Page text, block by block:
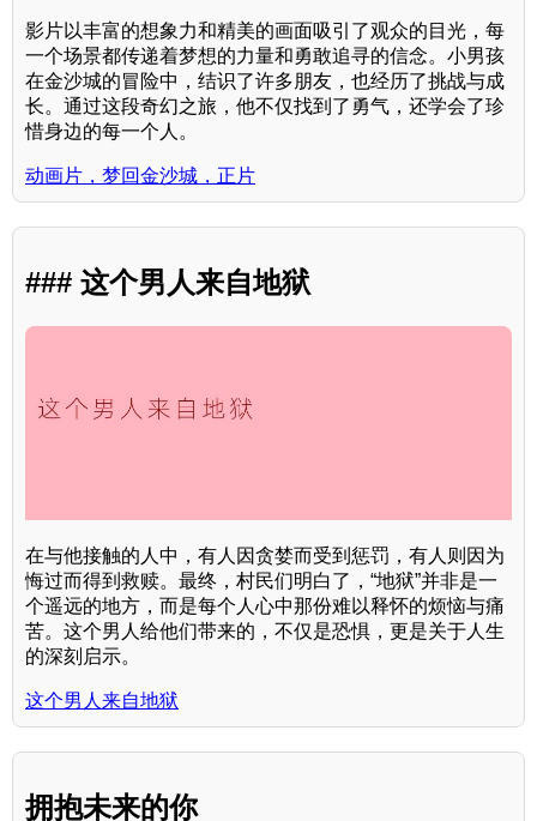
影片以丰富的想象力和精美的画面吸引了观众的目光，每
一个场景都传递着梦想的力量和勇敢追寻的信念。小男孩
在金沙城的冒险中，结识了许多朋友，也经历了挑战与成
长。通过这段奇幻之旅，他不仅找到了勇气，还学会了珍
惜身边的每一个人。
动画片，梦回金沙城，正片
### 这个男人来自地狱
在与他接触的人中，有人因贪婪而受到惩罚，有人则因为
悔过而得到救赎。最终，村民们明白了，“地狱”并非是一
个遥远的地方，而是每个人心中那份难以释怀的烦恼与痛
苦。这个男人给他们带来的，不仅是恐惧，更是关于人生
的深刻启示。
这个男人来自地狱
拥抱未来的你